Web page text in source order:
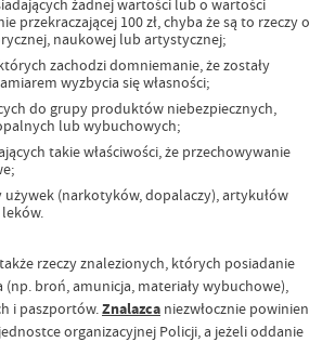
żadnej wartości lub o wartości
przekraczającej 100 zł, chyba że są to rzeczy o
naukowej lub artystycznej;
zachodzi domniemanie, że zostały
wyzbycia się własności;
do grupy produktów niebezpiecznych,
lub wybuchowych;
takie właściwości, że przechowywanie
używek (narkotyków, dopalaczy), artykułów
rzeczy znalezionych, których posiadanie
broń, amunicja, materiały wybuchowe),
i paszportów.Znalazca niezwłocznie powinien
organizacyjnej Policji, a jeżeli oddanie